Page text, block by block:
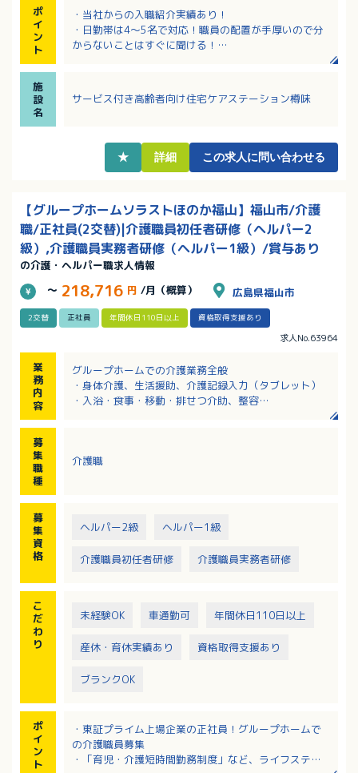
ポ
イ
ン
ト
・当社からの入職紹介実績あり！
・日勤帯は4～5名で対応！職員の配置が手厚いので分
からないことはすぐに聞ける！
施
設
名
サービス付き高齢者向け住宅ケアステーション樽味
★ 詳細 この求人に問い合わせる
【グループホームソラストほのか福山】福山市/介護
職/正社員(2交替)|介護職員初任者研修（ヘルパー2
級）,介護職員実務者研修（ヘルパー1級）/賞与あり
の介護・ヘルパー職求人情報
～ 218,716 円 /月（概算） 広島県福山市
2交替 正社員 年間休日110日以上 資格取得支援あり
求人No.63964
業
務
内
容
グループホームでの介護業務全般
・身体介護、生活援助、介護記録入力（タブレット）
・入浴・食事・移動・排せつ介助、整容
募
集
職
種
介護職
募
集
資
格
ヘルパー2級 ヘルパー1級
介護職員初任者研修 介護職員実務者研修
こ
だ
わ
り
未経験OK 車通勤可 年間休日110日以上
産休・育休実績あり 資格取得支援あり
ブランクOK
ポ
イ
ン
ト
・東証プライム上場企業の正社員！グループホームで
の介護職員募集
・「育児・介護短時間勤務制度」など、ライフステー